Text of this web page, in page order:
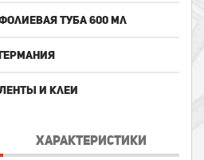
туба 600 мл
и клеи
ХАРАКТЕРИСТИКИ